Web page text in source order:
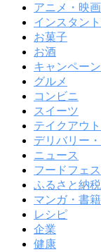
アニメ・映画
インスタント
お菓子
お酒
キャンペーン
グルメ
コンビニ
スイーツ
テイクアウ
デリバリー
ニュース
フードフェ
ふるさと納税
マンガ・書籍
レシピ
企業
健康